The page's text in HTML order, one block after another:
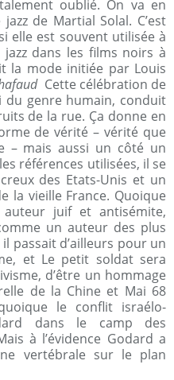
oublié. On va en
de Martial Solal. C’est
elle est souvent utilisée à
dans les films noirs à
la mode initiée par Louis
Cette célébration de
du genre humain, conduit
de la rue. Ça donne en
de vérité – vérité que
– mais aussi un côté un
références utilisées, il se
des Etats-Unis et un
la vieille France. Quoique
auteur juif et antisémite,
un auteur des plus
passait d’ailleurs pour un
et Le petit soldat sera
d’être un hommage
de la Chine et Mai 68
le conflit israélo-
dans le camp des
à l’évidence Godard a
vertébrale sur le plan